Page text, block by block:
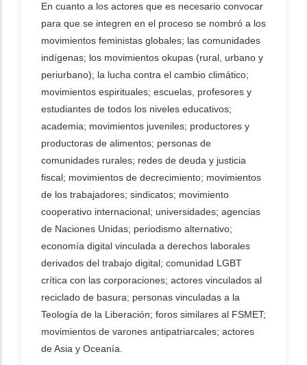
En cuanto a los actores que es necesario convocar
para que se integren en el proceso se nombró a los
movimientos feministas globales; las comunidades
indígenas; los movimientos okupas (rural, urbano y
periurbano); la lucha contra el cambio climático;
movimientos espirituales; escuelas, profesores y
estudiantes de todos los niveles educativos;
academia; movimientos juveniles; productores y
productoras de alimentos; personas de
comunidades rurales; redes de deuda y justicia
fiscal; movimientos de decrecimiento; movimientos
de los trabajadores; sindicatos; movimiento
cooperativo internacional; universidades; agencias
de Naciones Unidas; periodismo alternativo;
economía digital vinculada a derechos laborales
derivados del trabajo digital; comunidad LGBT
crítica con las corporaciones; actores vinculados al
reciclado de basura; personas vinculadas a la
Teología de la Liberación; foros similares al FSMET;
movimientos de varones antipatriarcales; actores
de Asia y Oceanía.